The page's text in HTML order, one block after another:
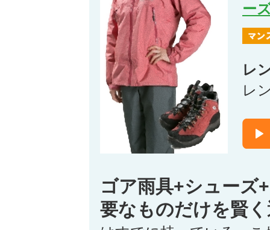
ー
レ
レ
ゴア雨具+シューズ
要なものだけを賢